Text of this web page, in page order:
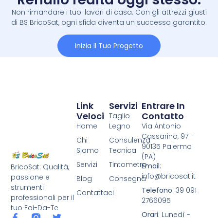
Non rimandare i tuoi lavori di casa. Con gli attrezzi giusti
di BS BricoSat, ogni sfida diventa un successo garantito.
Inizia Il Tuo Progetto
BricoSat: Qualità,
passione e
strumenti
professionali per il
tuo Fai-Da-Te
Servizi
Taglio
Legno
Consulenza
Tecnica
Tintometro
Consegna
Link
Veloci
Home
Chi
Siamo
Servizi
Blog
Contattaci
Entrare In
Contatto
Via Antonio
Cassarino, 97 –
90135 Palermo
(PA)
Email:
info@bricosat.it
Telefono: 39 091
2766095
Orari: Lunedì -